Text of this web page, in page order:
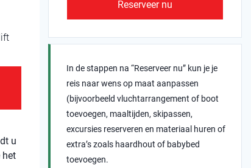
u
het
Reserveer nu
In de stappen na “Reserveer nu” kun je je
reis naar wens op maat aanpassen
(bijvoorbeeld vluchtarrangement of boot
toevoegen, maaltijden, skipassen,
excursies reserveren en materiaal huren of
extra’s zoals haardhout of babybed
toevoegen.